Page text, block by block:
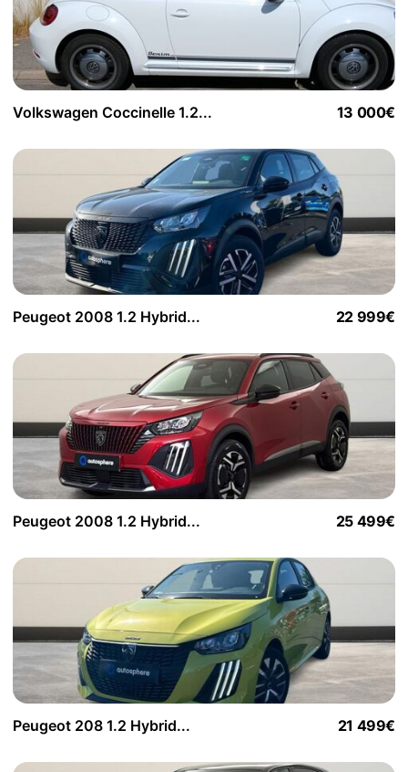
Volkswagen Coccinelle 1.2... 13 000€
Peugeot 2008 1.2 Hybrid... 22 999€
Peugeot 2008 1.2 Hybrid... 25 499€
Peugeot 208 1.2 Hybrid... 21 499€